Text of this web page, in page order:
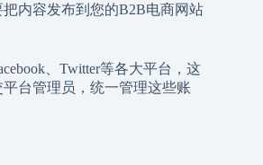
内容发布到您的B2B电商网站
、Twitter等各大平台，这
台管理员，统一管理这些账